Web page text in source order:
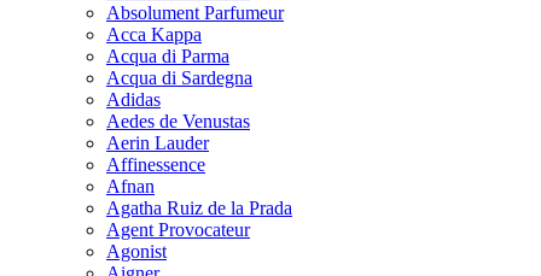
Absolument Parfumeur
Acca Kappa
Acqua di Parma
Acqua di Sardegna
Adidas
Aedes de Venustas
Aerin Lauder
Affinessence
Afnan
Agatha Ruiz de la Prada
Agent Provocateur
Agonist